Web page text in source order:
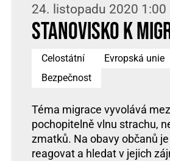
24. listopadu 2020 1:00
Stanovisko k
Celostátní
Evropská unie
Bezpečnost
Téma migrace vyvolává
pochopitelně vlnu strachu,
zmatků. Na obavy občanů
reagovat a hledat v jejich